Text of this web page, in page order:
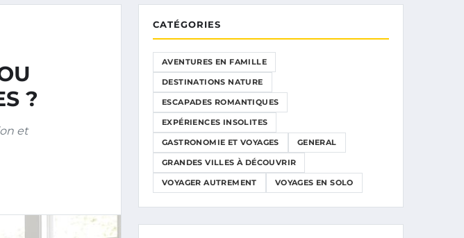
?
et
CATÉGORIES
AVENTURES EN FAMILLE
DESTINATIONS NATURE
ESCAPADES ROMANTIQUES
EXPÉRIENCES INSOLITES
GASTRONOMIE ET VOYAGES GENERAL
GRANDES VILLES À DÉCOUVRIR
VOYAGER AUTREMENT VOYAGES EN SOLO